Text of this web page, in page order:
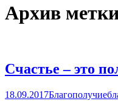
Архив
Счастье – это
18.09.2017Благополучие